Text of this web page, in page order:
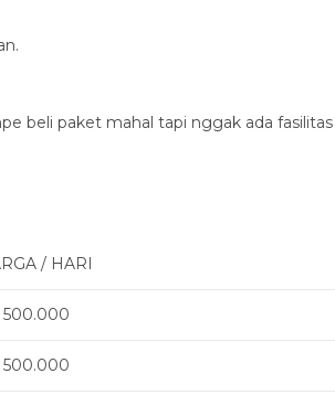
beli paket mahal tapi nggak ada fasilitas
/ HARI
500.000
500.000